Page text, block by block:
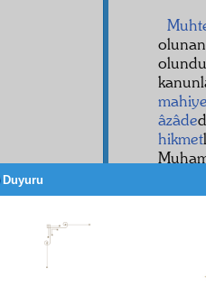
âzâde
hikmet
Duyuru